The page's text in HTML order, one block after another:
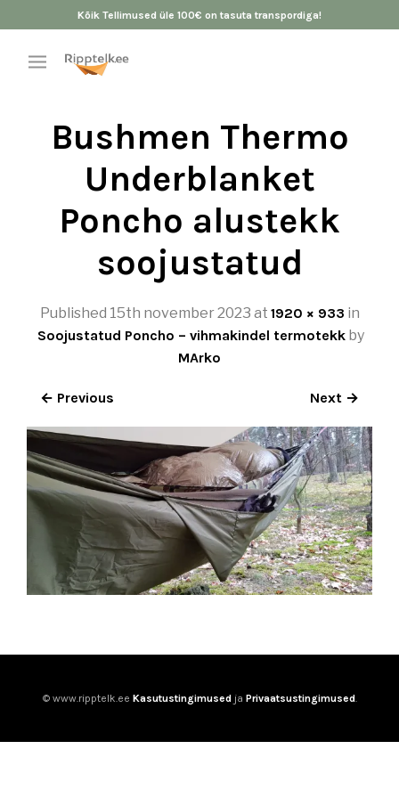
Kõik Tellimused üle 100€ on tasuta transpordiga!
Bushmen Thermo
Underblanket
Poncho alustekk
soojustatud
Published 15th november 2023 at 1920 × 933 in
Soojustatud Poncho – vihmakindel termotekk by
MArko
← Previous Next →
© www.ripptelk.ee Kasutustingimusedja Privaatsustingimused.